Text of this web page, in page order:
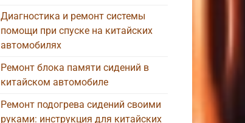
Диагностика и ремонт системы
помощи при спуске на китайских
автомобилях
Ремонт блока памяти сидений в
китайском автомобиле
Ремонт подогрева сидений своими
руками: инструкция для китайских